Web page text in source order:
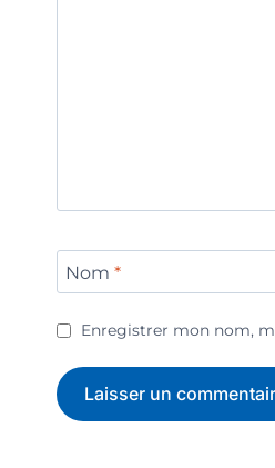
Nom *
Enregistrer mon nom,